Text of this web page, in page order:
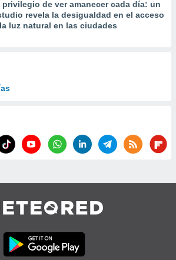
privilegio de ver amanecer cada día: un
revela la desigualdad en el acceso
luz natural en las ciudades